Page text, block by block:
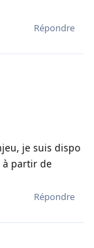
Répondre
je suis dispo
à partir de
Répondre